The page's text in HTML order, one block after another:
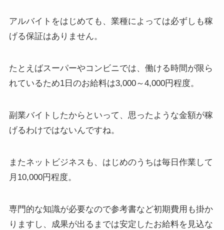
アルバイトをはじめても、業種によっては必ずしも稼
げる保証はありません。
たとえばスーパーやコンビニでは、働ける時間が限ら
れているため1日のお給料は3,000～4,000円程度。
副業バイトしたからといって、思ったような金額が稼
げるわけではないんですね。
またネットビジネスも、はじめのうちは毎日作業して
月10,000円程度。
専門的な知識が必要なので参考書など初期費用も掛か
りますし、成果が出るまでは安定したお給料を見込な